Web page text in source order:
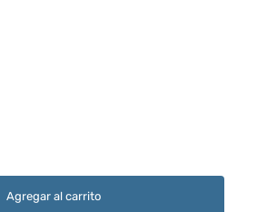
Agregar al carrito